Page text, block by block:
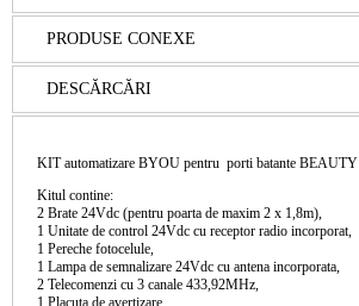
PRODUSE CONEXE
DESCĂRCĂRI
KIT automatizare BYOU pentru porti batante BEAUTY
Kitul contine:
2 Brate 24Vdc (pentru poarta de maxim 2 x 1,8m),
1 Unitate de control 24Vdc cu receptor radio incorporat,
1 Pereche fotocelule,
1 Lampa de semnalizare 24Vdc cu antena incorporata,
2 Telecomenzi cu 3 canale 433,92MHz,
1 Placuta de avertizare,